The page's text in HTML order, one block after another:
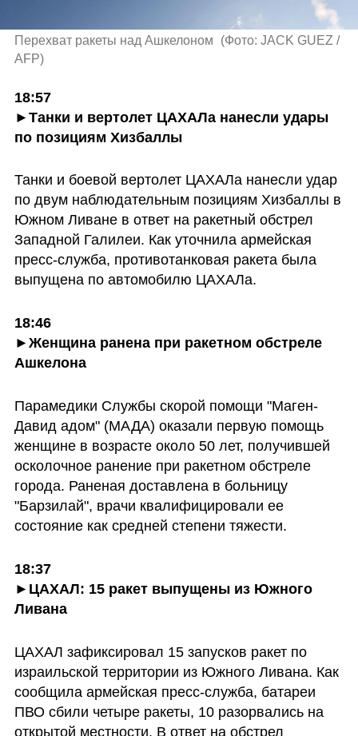
Перехват ракеты над Ашкелоном (Фото: JACK GUEZ /
AFP)
18:57
►Танки и вертолет ЦАХАЛа нанесли удары
по позициям Хизбаллы
Танки и боевой вертолет ЦАХАЛа нанесли удар
по двум наблюдательным позициям Хизбаллы в
Южном Ливане в ответ на ракетный обстрел
Западной Галилеи. Как уточнила армейская
пресс-служба, противотанковая ракета была
выпущена по автомобилю ЦАХАЛа.
18:46
►Женщина ранена при ракетном обстреле
Ашкелона
Парамедики Службы скорой помощи "Маген-
Давид адом" (МАДА) оказали первую помощь
женщине в возрасте около 50 лет, получившей
осколочное ранение при ракетном обстреле
города. Раненая доставлена в больницу
"Барзилай", врачи квалифицировали ее
состояние как средней степени тяжести.
18:37
►ЦАХАЛ: 15 ракет выпущены из Южного
Ливана
ЦАХАЛ зафиксировал 15 запусков ракет по
израильской территории из Южного Ливана. Как
сообщила армейская пресс-служба, батареи
ПВО сбили четыре ракеты, 10 разорвались на
открытой местности. В ответ на обстрел